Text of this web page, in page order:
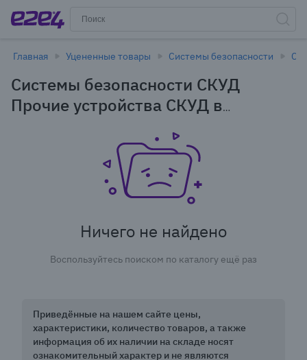
Главная Уцененные товары Системы безопасности
Системы безопасности СКУД
Прочие устройства СКУД в
Ничего не найдено
Воспользуйтесь поиском по каталогу ещё раз
Приведённые на нашем сайте цены,
характеристики, количество товаров, а также
информация об их наличии на складе носят
ознакомительный характер и не являются